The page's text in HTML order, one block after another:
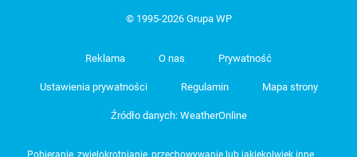
© 1995-2026 Grupa WP
Reklama O nas Prywatność
Ustawienia prywatności Regulamin Mapa strony
Źródło danych: WeatherOnline
Pobieranie, zwielokrotnianie, przechowywanie lub jakiekolwiek inne